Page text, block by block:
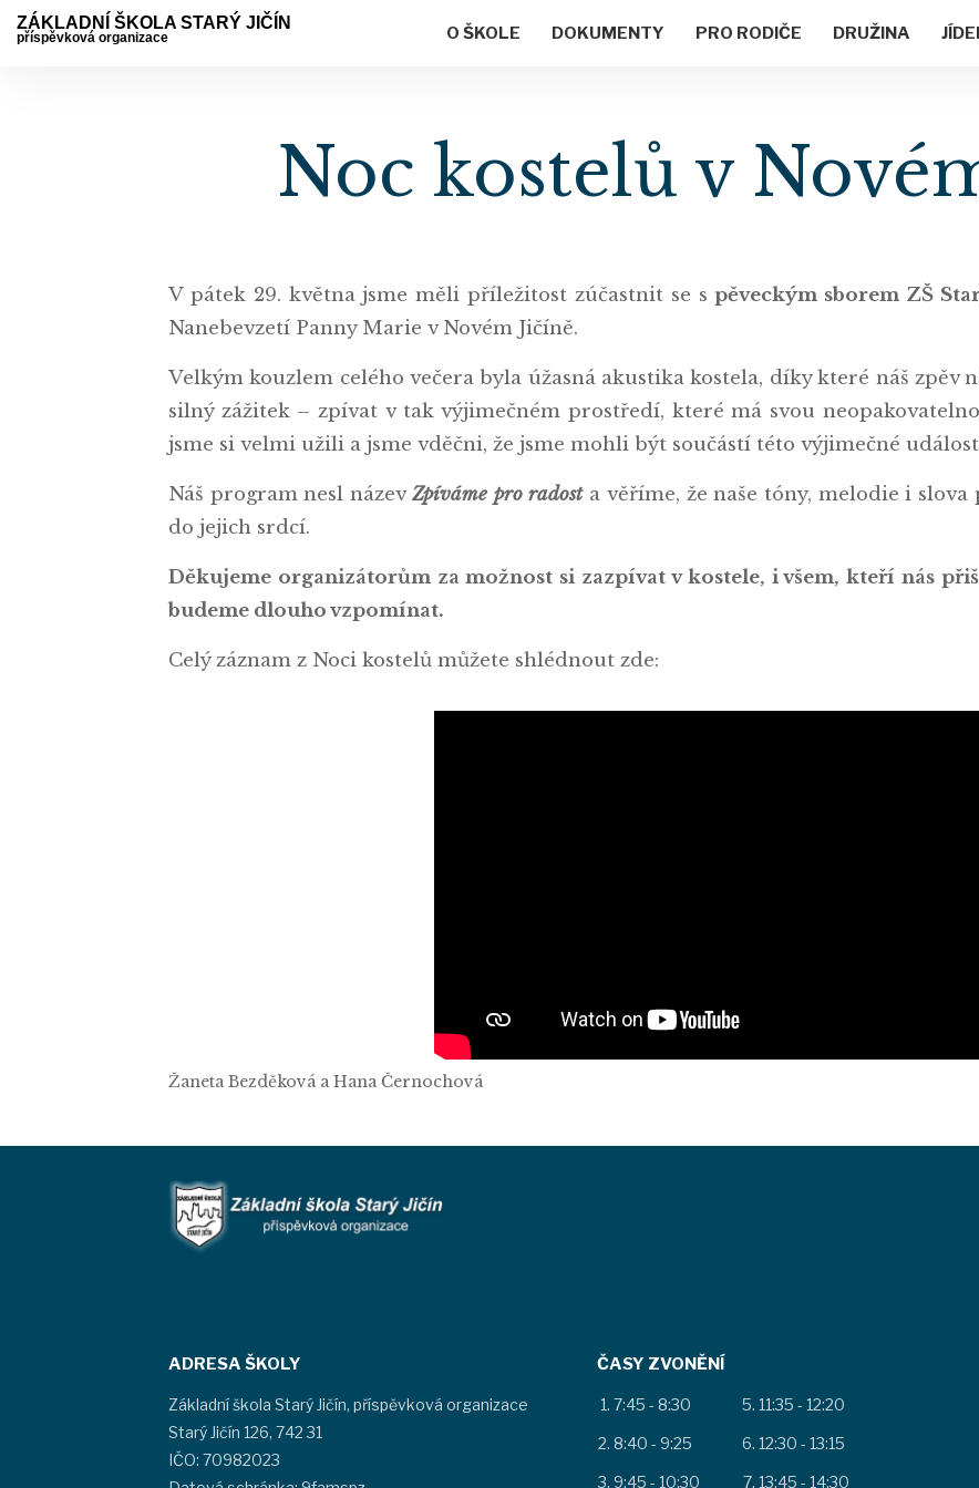
ZÁKLADNÍ ŠKOLA STARÝ JIČÍN
příspěvková organizace O ŠKOLE DOKUMENTY PRO RODIČE DRUŽINA
Noc kostelů v
V pátek 29. května jsme měli příležitost zúčastnit se spěveckým sborem ZŠ
Nanebevzetí Panny Marie v Novém Jičíně.
Velkým kouzlem celého večera byla úžasná akustika kostela, díky které náš zpěv
silný zážitek – zpívat v tak výjimečném prostředí, které má svou
jsme si velmi užili a jsme vděčni, že jsme mohli být součástí této výjimečné
Náš program nesl názevZpíváme pro radosta věříme, že naše tóny, melodie i
do jejich srdcí.
Děkujeme organizátorům za možnost si zazpívat v kostele, i všem, kteří nás
budeme dlouho vzpomínat.
Celý záznam z Noci kostelů můžete shlédnout zde:
Žaneta Bezděková a Hana Černochová
ADRESA ŠKOLY
Základní škola Starý Jičín, příspěvková organizace
Starý Jičín 126, 742 31
IČO: 70982023
ČASY ZVONĚNÍ
7:45 - 8:30
8:40 - 9:25
9:45 - 10:30
11:35 - 12:20
12:30 - 13:15
13:45 - 14:30